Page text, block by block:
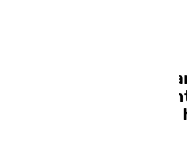
Santa Marta revive
el plan de la nueva
dinamizar este